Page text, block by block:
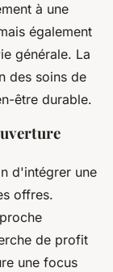
à une
également
générale. La
des soins de
être durable.
d'intégrer une
offres.
de profit
une focus